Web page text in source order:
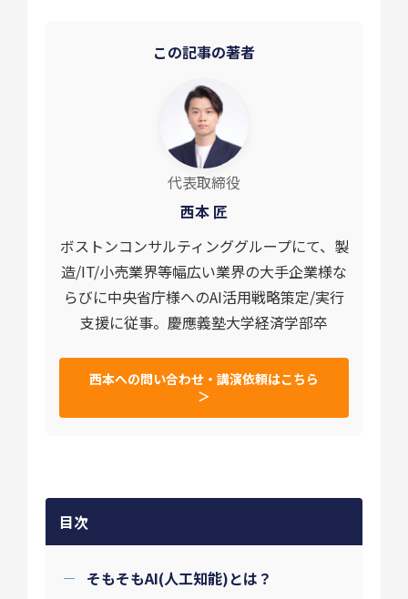
この記事の著者
代表取締役
西本 匠
ボストンコンサルティンググループにて、製
造/IT/小売業界等幅広い業界の大手企業様な
らびに中央省庁様へのAI活用戦略策定/実行
支援に従事。慶應義塾大学経済学部卒
西本への問い合わせ・講演依頼はこちら
＞
目次
そもそもAI(人工知能)とは？